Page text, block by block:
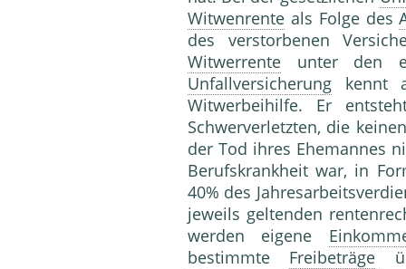
Witwenrente als Folge des
des verstorbenen
Witwerrente unter den
Unfallversicherung kennt
Witwerbeihilfe. Er
Schwerverletzten, die
der Tod ihres Ehemannes
Berufskrankheit war, in
40% des
jeweils geltenden
werden eigene
bestimmte Freibeträge